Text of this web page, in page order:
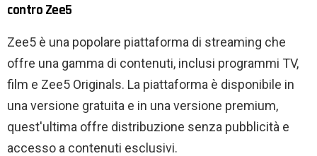
contro Zee5
Zee5 è una popolare piattaforma di streaming che
offre una gamma di contenuti, inclusi programmi TV,
film e Zee5 Originals. La piattaforma è disponibile in
una versione gratuita e in una versione premium,
quest'ultima offre distribuzione senza pubblicità e
accesso a contenuti esclusivi.